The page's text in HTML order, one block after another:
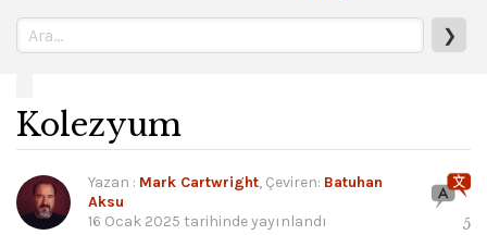
❯
Kolezyum
Yazan : Mark Cartwright, Çeviren: Batuhan
Aksu
16 Ocak 2025 tarihinde yayınlandı 5